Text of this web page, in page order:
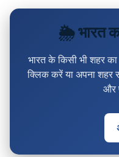
🌦 भारत
भारत के किसी भी शहर का
क्लिक करें या अपना शहर
और